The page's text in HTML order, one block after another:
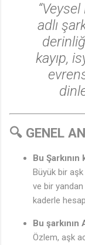
adlı
kayıp,
🔍 GENEL
Bu
Büyük bir aşk
ve bir
kaderle
Bu
Özlem, aşk